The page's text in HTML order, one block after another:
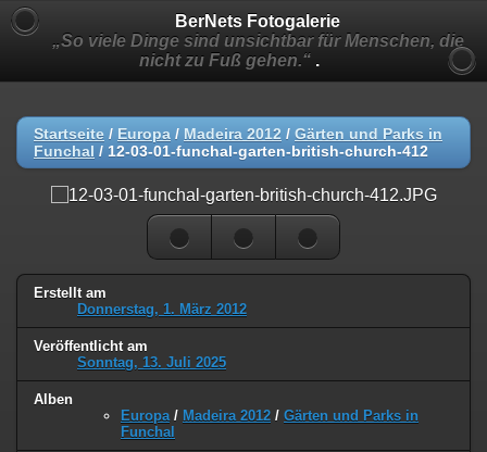
BerNets Fotogalerie
„So viele Dinge sind unsichtbar für Menschen, die
nicht zu Fuß gehen.“ .
Startseite / Europa / Madeira 2012 / Gärten und Parks in
Funchal / 12-03-01-funchal-garten-british-church-412
Erstellt am
Donnerstag, 1. März 2012
Veröffentlicht am
Sonntag, 13. Juli 2025
Alben
Europa / Madeira 2012 / Gärten und Parks in
Funchal